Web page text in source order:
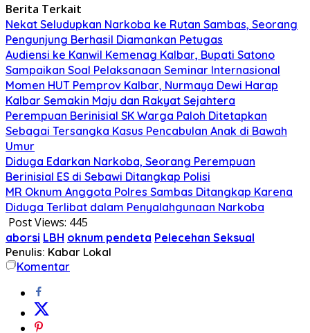
Berita Terkait
Nekat Seludupkan Narkoba ke Rutan Sambas, Seorang
Pengunjung Berhasil Diamankan Petugas
Audiensi ke Kanwil Kemenag Kalbar, Bupati Satono
Sampaikan Soal Pelaksanaan Seminar Internasional
Momen HUT Pemprov Kalbar, Nurmaya Dewi Harap
Kalbar Semakin Maju dan Rakyat Sejahtera
Perempuan Berinisial SK Warga Paloh Ditetapkan
Sebagai Tersangka Kasus Pencabulan Anak di Bawah
Umur
Diduga Edarkan Narkoba, Seorang Perempuan
Berinisial ES di Sebawi Ditangkap Polisi
MR Oknum Anggota Polres Sambas Ditangkap Karena
Diduga Terlibat dalam Penyalahgunaan Narkoba
Post Views: 445
aborsi LBH oknum pendeta Pelecehan Seksual
Penulis: Kabar Lokal
Komentar